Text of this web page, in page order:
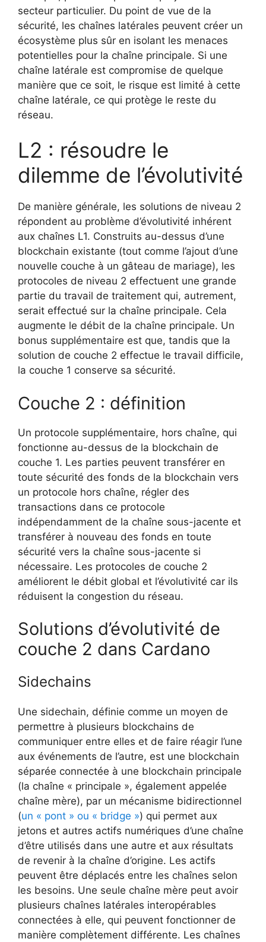
secteur particulier. Du point de vue de la
sécurité, les chaînes latérales peuvent créer un
écosystème plus sûr en isolant les menaces
potentielles pour la chaîne principale. Si une
chaîne latérale est compromise de quelque
manière que ce soit, le risque est limité à cette
chaîne latérale, ce qui protège le reste du
réseau.
L2 : résoudre le
dilemme de l’évolutivité
De manière générale, les solutions de niveau 2
répondent au problème d’évolutivité inhérent
aux chaînes L1. Construits au-dessus d’une
blockchain existante (tout comme l’ajout d’une
nouvelle couche à un gâteau de mariage), les
protocoles de niveau 2 effectuent une grande
partie du travail de traitement qui, autrement,
serait effectué sur la chaîne principale. Cela
augmente le débit de la chaîne principale. Un
bonus supplémentaire est que, tandis que la
solution de couche 2 effectue le travail difficile,
la couche 1 conserve sa sécurité.
Couche 2 : définition
Un protocole supplémentaire, hors chaîne, qui
fonctionne au-dessus de la blockchain de
couche 1. Les parties peuvent transférer en
toute sécurité des fonds de la blockchain vers
un protocole hors chaîne, régler des
transactions dans ce protocole
indépendamment de la chaîne sous-jacente et
transférer à nouveau des fonds en toute
sécurité vers la chaîne sous-jacente si
nécessaire. Les protocoles de couche 2
améliorent le débit global et l’évolutivité car ils
réduisent la congestion du réseau.
Solutions d’évolutivité de
couche 2 dans Cardano
Sidechains
Une sidechain, définie comme un moyen de
permettre à plusieurs blockchains de
communiquer entre elles et de faire réagir l’une
aux événements de l’autre, est une blockchain
séparée connectée à une blockchain principale
(la chaîne « principale », également appelée
chaîne mère), par un mécanisme bidirectionnel
(un « pont » ou « bridge ») qui permet aux
jetons et autres actifs numériques d’une chaîne
d’être utilisés dans une autre et aux résultats
de revenir à la chaîne d’origine. Les actifs
peuvent être déplacés entre les chaînes selon
les besoins. Une seule chaîne mère peut avoir
plusieurs chaînes latérales interopérables
connectées à elle, qui peuvent fonctionner de
manière complètement différente. Les chaînes